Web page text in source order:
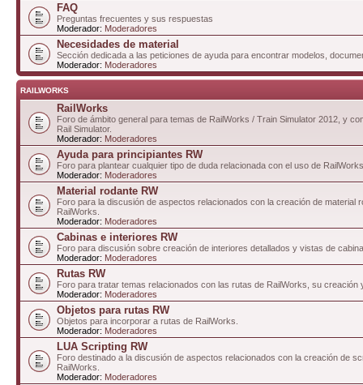
FAQ
Preguntas frecuentes y sus respuestas
Moderador: Moderadores
Necesidades de material
Sección dedicada a las peticiones de ayuda para encontrar modelos,
Moderador: Moderadores
RAILWORKS
RailWorks
Foro de ámbito general para temas de RailWorks / Train Simulator 2012, y
Rail Simulator.
Moderador: Moderadores
Ayuda para principiantes RW
Foro para plantear cualquier tipo de duda relacionada con el uso de
Moderador: Moderadores
Material rodante RW
Foro para la discusión de aspectos relacionados con la creación de material
RailWorks.
Moderador: Moderadores
Cabinas e interiores RW
Foro para discusión sobre creación de interiores detallados y vistas de
Moderador: Moderadores
Rutas RW
Foro para tratar temas relacionados con las rutas de RailWorks, su creación
Moderador: Moderadores
Objetos para rutas RW
Objetos para incorporar a rutas de RailWorks.
Moderador: Moderadores
LUA Scripting RW
Foro destinado a la discusión de aspectos relacionados con la creación de
RailWorks.
Moderador: Moderadores